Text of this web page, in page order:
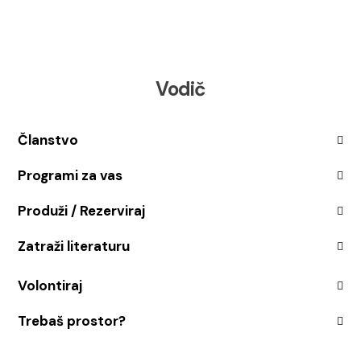
Vodič
Članstvo
Programi za vas
Produži / Rezerviraj
Zatraži literaturu
Volontiraj
Trebaš prostor?